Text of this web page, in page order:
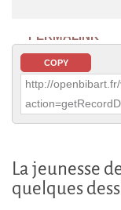
PERMALINK
COPY
http://
La jeunesse
quelques